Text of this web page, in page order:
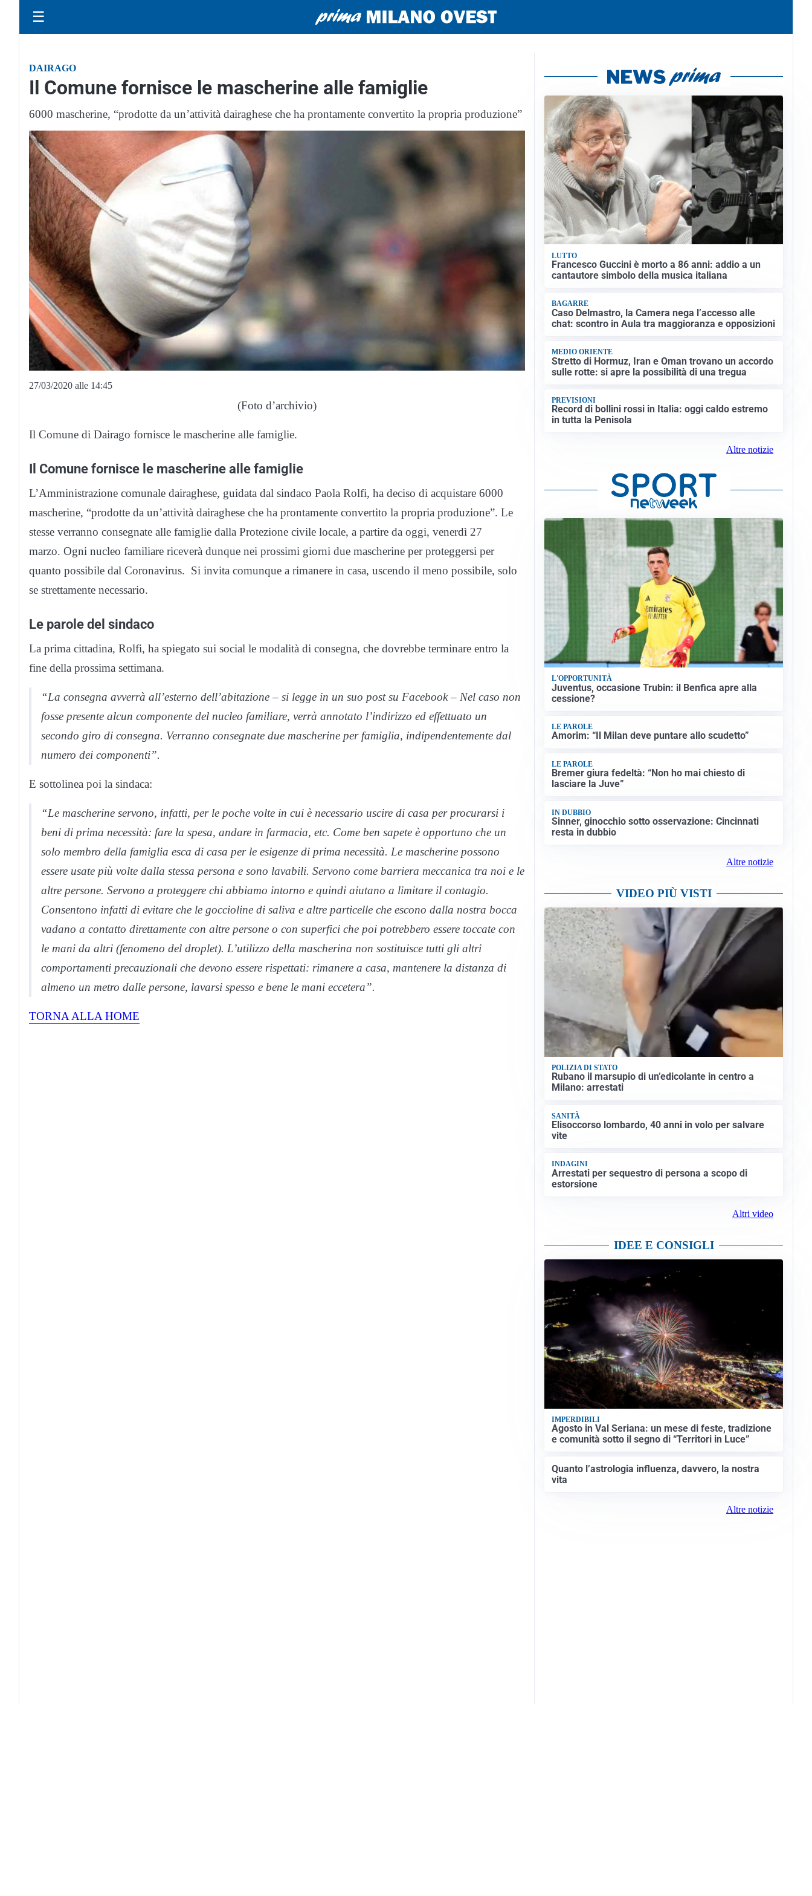
☰
DAIRAGO
Il Comune fornisce le mascherine alle famiglie
6000 mascherine, “prodotte da un’attività dairaghese che ha prontamente convertito la propria produzione”
27/03/2020 alle 14:45
(Foto d’archivio)
Il Comune di Dairago fornisce le mascherine alle famiglie.
Il Comune fornisce le mascherine alle famiglie
L’Amministrazione comunale dairaghese, guidata dal sindaco Paola Rolfi, ha deciso di acquistare 6000
mascherine, “prodotte da un’attività dairaghese che ha prontamente convertito la propria produzione”. Le
stesse verranno consegnate alle famiglie dalla Protezione civile locale, a partire da oggi, venerdì 27
marzo. Ogni nucleo familiare riceverà dunque nei prossimi giorni due mascherine per proteggersi per
quanto possibile dal Coronavirus. Si invita comunque a rimanere in casa, uscendo il meno possibile, solo
se strettamente necessario.
Le parole del sindaco
La prima cittadina, Rolfi, ha spiegato sui social le modalità di consegna, che dovrebbe terminare entro la
fine della prossima settimana.
“La consegna avverrà all’esterno dell’abitazione – si legge in un suo post su Facebook – Nel caso non
fosse presente alcun componente del nucleo familiare, verrà annotato l’indirizzo ed effettuato un
secondo giro di consegna. Verranno consegnate due mascherine per famiglia, indipendentemente dal
numero dei componenti”.
E sottolinea poi la sindaca:
“Le mascherine servono, infatti, per le poche volte in cui è necessario uscire di casa per procurarsi i
beni di prima necessità: fare la spesa, andare in farmacia, etc. Come ben sapete è opportuno che un
solo membro della famiglia esca di casa per le esigenze di prima necessità. Le mascherine possono
essere usate più volte dalla stessa persona e sono lavabili. Servono come barriera meccanica tra noi e le
altre persone. Servono a proteggere chi abbiamo intorno e quindi aiutano a limitare il contagio.
Consentono infatti di evitare che le goccioline di saliva e altre particelle che escono dalla nostra bocca
vadano a contatto direttamente con altre persone o con superfici che poi potrebbero essere toccate con
le mani da altri (fenomeno del droplet). L’utilizzo della mascherina non sostituisce tutti gli altri
comportamenti precauzionali che devono essere rispettati: rimanere a casa, mantenere la distanza di
almeno un metro dalle persone, lavarsi spesso e bene le mani eccetera”.
TORNA ALLA HOME
LUTTO
Francesco Guccini è morto a 86 anni: addio a un
cantautore simbolo della musica italiana
BAGARRE
Caso Delmastro, la Camera nega l’accesso alle
chat: scontro in Aula tra maggioranza e opposizioni
MEDIO ORIENTE
Stretto di Hormuz, Iran e Oman trovano un accordo
sulle rotte: si apre la possibilità di una tregua
PREVISIONI
Record di bollini rossi in Italia: oggi caldo estremo
in tutta la Penisola
Altre notizie
L'OPPORTUNITÀ
Juventus, occasione Trubin: il Benfica apre alla
cessione?
LE PAROLE
Amorim: “Il Milan deve puntare allo scudetto”
LE PAROLE
Bremer giura fedeltà: “Non ho mai chiesto di
lasciare la Juve”
IN DUBBIO
Sinner, ginocchio sotto osservazione: Cincinnati
resta in dubbio
Altre notizie
VIDEO PIÙ VISTI
POLIZIA DI STATO
Rubano il marsupio di un’edicolante in centro a
Milano: arrestati
SANITÀ
Elisoccorso lombardo, 40 anni in volo per salvare
vite
INDAGINI
Arrestati per sequestro di persona a scopo di
estorsione
Altri video
IDEE E CONSIGLI
IMPERDIBILI
Agosto in Val Seriana: un mese di feste, tradizione
e comunità sotto il segno di “Territori in Luce”
Quanto l’astrologia influenza, davvero, la nostra
vita
Altre notizie